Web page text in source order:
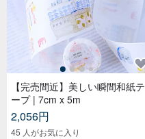
【完売間近】美しい瞬間和紙テ
ープ | 7cm x 5m
2,056円
45 人がお気に入り